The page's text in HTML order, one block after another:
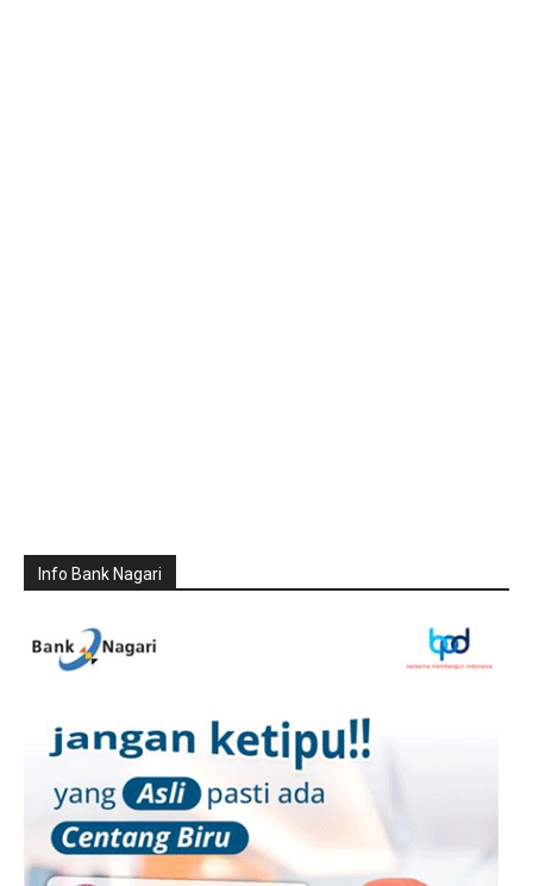
Info Bank Nagari